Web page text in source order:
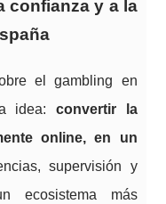
confianza y a la
el gambling en
idea: convertir la
online, en un
supervisión y
ecosistema más